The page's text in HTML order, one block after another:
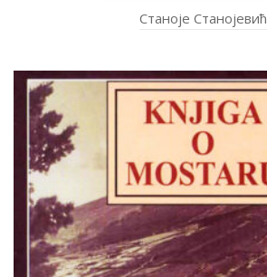
Станоје Станојевић